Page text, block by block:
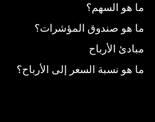
ما هو السهم؟
ما هو صندوق المؤشرات؟
مبادئ الأرباح
ما هو نسبة السعر إلى الأرباح؟